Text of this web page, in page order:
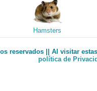
Hamsters
reservados || Al visitar
política de